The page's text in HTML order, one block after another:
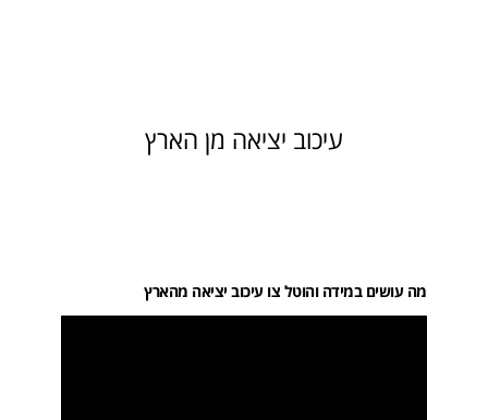
עיכוב יציאה מן הארץ
מה עושים במידה והוטל צו עיכוב יציאה מהארץ